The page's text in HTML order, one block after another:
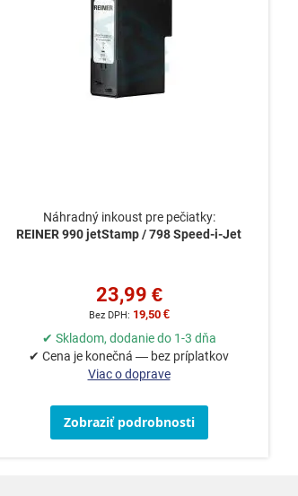
Náhradný inkoust pre pečiatky:
REINER 990 jetStamp / 798 Speed-i-Jet
23,99 €
19,50 €
✔ Skladom, dodanie do 1-3 dňa
✔ Cena je konečná — bez príplatkov
Viac o doprave
Zobraziť podrobnosti